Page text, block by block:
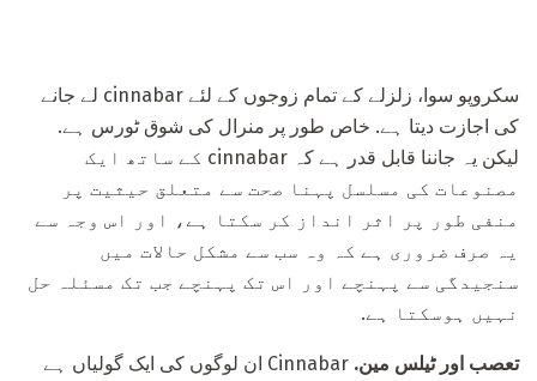
سکروپو سوا، زلزلے کے تمام زوجوں کے لئے cinnabar لے جانے
کی اجازت دیتا ہے. خاص طور پر منرال کی شوق ٹورس ہے.
لیکن یہ جاننا قابل قدر ہے کہ cinnabar کے ساتھ ایک
مصنوعات کی مسلسل پہنا صحت سے متعلق حیثیت پر
منفی طور پر اثر انداز کر سکتا ہے، اور اس وجہ سے
یہ صرف ضروری ہے کہ وہ سب سے مشکل حالات میں
سنجیدگی سے پہنچے اور اس تک پہنچے جب تک مسئلہ حل
نہیں ہوسکتا ہے.
تعصب اور ٹیلس مین.
Cinnabar ان لوگوں کی ایک گولیاں ہے